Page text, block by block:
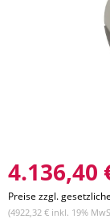
4.136,40
Preise zzgl.
(4922,32 € inkl. 19%